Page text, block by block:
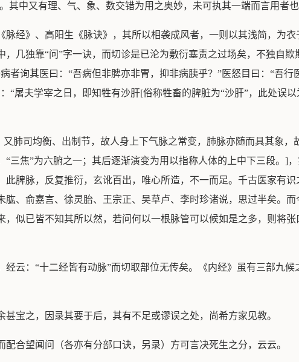
中又有理、气、象、数交错为用之奥妙，未可执其一端而言用者也
经》、高阳生《脉诀》，其所以相袭成风者，一则以其浅简，为衣
几独靠“问”字一诀，而切诊是已沦为敷衍塞责之过场矣，不独自欺
者询其医曰：“吾病但非脾亦非胃，抑非病胰乎？”医怒目曰：“吾行
屠夫学宰之日，即知牲有沙肝[俗称牲畜的脾脏为“沙肝”，此处误以
肺司均衡、出制节，故人身上下气脉之常变，肺脉亦随而具其象，
三焦”为六腑之一；其后逐渐演变为用以指称人体的上中下三段。]
脾脉，反复推衍，玄讹百出，唯心所造，不一而足。千古医家有
、俞嘉言、徐灵胎、王宗正、吴草卢、李时珍诸说，思过半矣。而
似已皆不知其所以然，若问何以一根脉管可以候如是之多，则将张
云：“十二经皆有动脉”而切取部位无传矣。《内经》虽有三部九候
宝之，因录其要于后，其有不足或谬误之处，尚希方家见教。
合望闻问（各亦有分部口诀，另录）方可言决死生之分，云云。